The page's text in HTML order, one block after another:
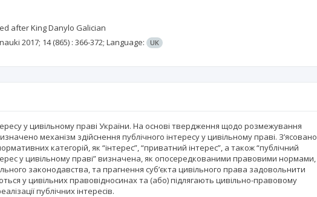
after King Danylo Galician
2017; 14(865) : 366-372; Language: UK
у цивільному праві України. На основі твердження щодо розмежування
механізм здійснення публічного інтересу у цивільному праві. З’ясовано
категорій, як “інтерес”, “приватний інтерес”, а також “публічний
у цивільному праві” визначена, як опосередкованими правовими нормами,
законодавства, та прагнення суб’єкта цивільного права задовольнити
у цивільних правовідносинах та (або) підлягають цивільно-правовому
публічних інтересів.